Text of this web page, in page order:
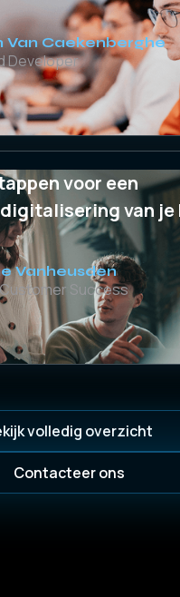
Van Caekenberghe
Developer
voor een
van
Vanheusden
Success
volledig overzicht
Contacteer ons